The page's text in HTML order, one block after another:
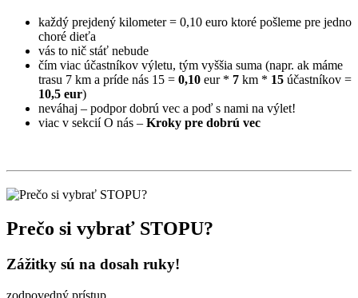
každý prejdený kilometer = 0,10 euro ktoré pošleme pre jedno
choré dieťa
vás to nič stáť nebude
čím viac účastníkov výletu, tým vyššia suma (napr. ak máme
trasu 7 km a príde nás 15 = 0,10 eur * 7 km * 15 účastníkov =
10,5 eur)
neváhaj – podpor dobrú vec a poď s nami na výlet!
viac v sekcií O nás – Kroky pre dobrú vec
Prečo si vybrať STOPU?
Zážitky sú na dosah ruky!
zodpovedný prístup